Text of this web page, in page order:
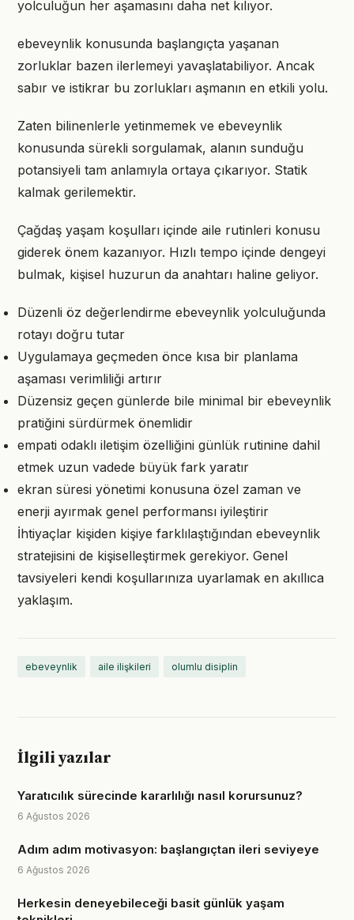
yolculuğun her aşamasını daha net kılıyor.
ebeveynlik konusunda başlangıçta yaşanan
zorluklar bazen ilerlemeyi yavaşlatabiliyor. Ancak
sabır ve istikrar bu zorlukları aşmanın en etkili yolu.
Zaten bilinenlerle yetinmemek ve ebeveynlik
konusunda sürekli sorgulamak, alanın sunduğu
potansiyeli tam anlamıyla ortaya çıkarıyor. Statik
kalmak gerilemektir.
Çağdaş yaşam koşulları içinde aile rutinleri konusu
giderek önem kazanıyor. Hızlı tempo içinde dengeyi
bulmak, kişisel huzurun da anahtarı haline geliyor.
Düzenli öz değerlendirme ebeveynlik yolculuğunda
rotayı doğru tutar
Uygulamaya geçmeden önce kısa bir planlama
aşaması verimliliği artırır
Düzensiz geçen günlerde bile minimal bir ebeveynlik
pratiğini sürdürmek önemlidir
empati odaklı iletişim özelliğini günlük rutinine dahil
etmek uzun vadede büyük fark yaratır
ekran süresi yönetimi konusuna özel zaman ve
enerji ayırmak genel performansı iyileştirir
İhtiyaçlar kişiden kişiye farklılaştığından ebeveynlik
stratejisini de kişiselleştirmek gerekiyor. Genel
tavsiyeleri kendi koşullarınıza uyarlamak en akıllıca
yaklaşım.
ebeveynlik aile ilişkileri olumlu disiplin
İlgili yazılar
Yaratıcılık sürecinde kararlılığı nasıl korursunuz?
6 Ağustos 2026
Adım adım motivasyon: başlangıçtan ileri seviyeye
6 Ağustos 2026
Herkesin deneyebileceği basit günlük yaşam